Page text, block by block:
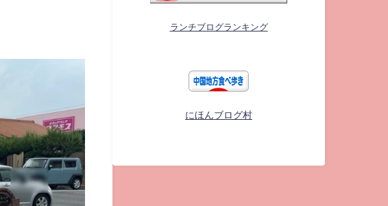
ランチブログランキング
にほんブログ村